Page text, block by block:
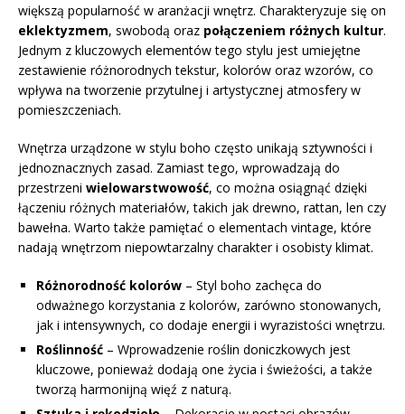
większą popularność w aranżacji wnętrz. Charakteryzuje się on
eklektyzmem, swobodą oraz połączeniem różnych kultur.
Jednym z kluczowych elementów tego stylu jest umiejętne
zestawienie różnorodnych tekstur, kolorów oraz wzorów, co
wpływa na tworzenie przytulnej i artystycznej atmosfery w
pomieszczeniach.
Wnętrza urządzone w stylu boho często unikają sztywności i
jednoznacznych zasad. Zamiast tego, wprowadzają do
przestrzeni wielowarstwowość, co można osiągnąć dzięki
łączeniu różnych materiałów, takich jak drewno, rattan, len czy
bawełna. Warto także pamiętać o elementach vintage, które
nadają wnętrzom niepowtarzalny charakter i osobisty klimat.
Różnorodność kolorów – Styl boho zachęca do
odważnego korzystania z kolorów, zarówno stonowanych,
jak i intensywnych, co dodaje energii i wyrazistości wnętrzu.
Roślinność – Wprowadzenie roślin doniczkowych jest
kluczowe, ponieważ dodają one życia i świeżości, a także
tworzą harmonijną więź z naturą.